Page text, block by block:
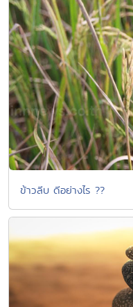
ข้าวลีบ ดีอย่างไร ??